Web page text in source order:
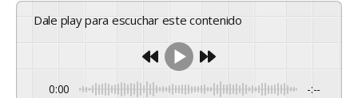
Dale play para escuchar este contenido
0:00 -:--